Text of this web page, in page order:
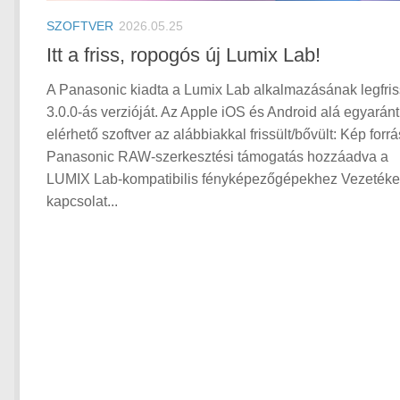
SZOFTVER 2026.05.25
Itt a friss, ropogós új Lumix Lab!
A Panasonic kiadta a Lumix Lab alkalmazásának
3.0.0-ás verzióját. Az Apple iOS és Android alá egyaránt
elérhető szoftver az alábbiakkal frissült/bővült: Kép
Panasonic RAW-szerkesztési támogatás hozzáadva a
LUMIX Lab-kompatibilis fényképezőgépekhez
kapcsolat...